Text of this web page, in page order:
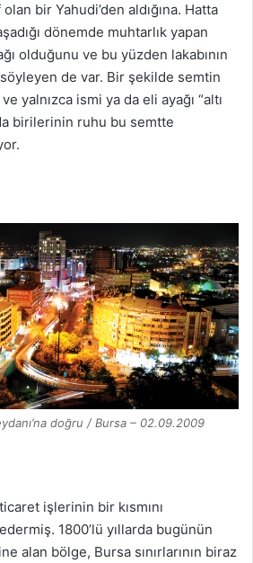
olan bir Yahudi’den aldığına. Hatta
dönemde muhtarlık yapan
olduğunu ve bu yüzden lakabının
de var. Bir şekilde semtin
yalnızca ismi ya da eli ayağı “altı
birilerinin ruhu bu semtte
doğru / Bursa – 02.09.2009
işlerinin bir kısmını
1800’lü yıllarda bugünün
alan bölge, Bursa sınırlarının biraz